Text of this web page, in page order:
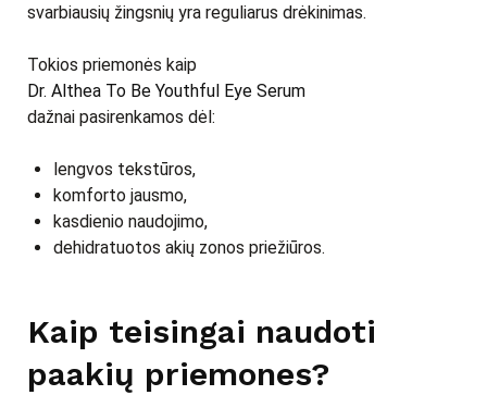
svarbiausių žingsnių yra reguliarus drėkinimas.
Tokios priemonės kaip
Dr. Althea To Be Youthful Eye Serum
dažnai pasirenkamos dėl:
lengvos tekstūros,
komforto jausmo,
kasdienio naudojimo,
dehidratuotos akių zonos priežiūros.
Kaip teisingai naudoti
paakių priemones?